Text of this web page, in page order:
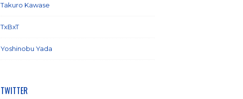
Takuro Kawase
TxBxT
Yoshinobu Yada
TWITTER